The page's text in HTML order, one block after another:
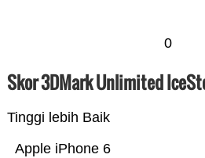
0
Skor 3DMark Unlimited
Tinggi lebih Baik
Apple iPhone 6